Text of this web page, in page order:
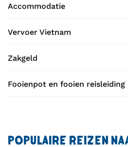
Accommodatie
Vervoer Vietnam
Zakgeld
Fooienpot en fooien reisleiding
POPULAIRE REIZEN